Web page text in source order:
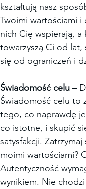
kształtują nasz
Twoimi wartościami
nich Cię wspierają,
towarzyszą Ci od lat,
się od ograniczeń i
Świadomość celu –
Świadomość celu to
tego, co naprawdę
co istotne, i skupić
satysfakcji.
moimi wartościami?
Autentyczność
wynikiem. Nie